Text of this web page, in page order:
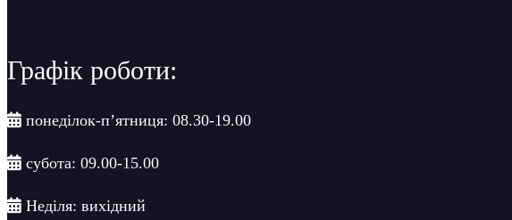
Графік роботи:
понеділок-п’ятниця: 08.30-19.00
субота: 09.00-15.00
Неділя: вихідний